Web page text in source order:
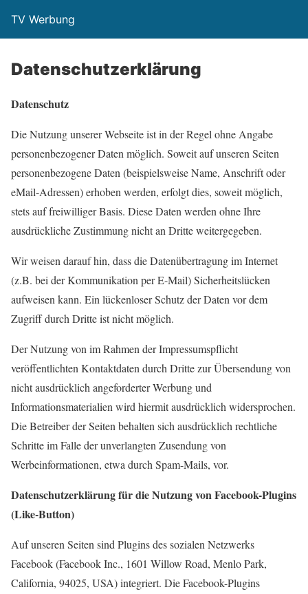
TV Werbung
Datenschutzerklärung
Datenschutz
Die Nutzung unserer Webseite ist in der Regel ohne Angabe
personenbezogener Daten möglich. Soweit auf unseren Seiten
personenbezogene Daten (beispielsweise Name, Anschrift oder
eMail-Adressen) erhoben werden, erfolgt dies, soweit möglich,
stets auf freiwilliger Basis. Diese Daten werden ohne Ihre
ausdrückliche Zustimmung nicht an Dritte weitergegeben.
Wir weisen darauf hin, dass die Datenübertragung im Internet
(z.B. bei der Kommunikation per E-Mail) Sicherheitslücken
aufweisen kann. Ein lückenloser Schutz der Daten vor dem
Zugriff durch Dritte ist nicht möglich.
Der Nutzung von im Rahmen der Impressumspflicht
veröffentlichten Kontaktdaten durch Dritte zur Übersendung von
nicht ausdrücklich angeforderter Werbung und
Informationsmaterialien wird hiermit ausdrücklich widersprochen.
Die Betreiber der Seiten behalten sich ausdrücklich rechtliche
Schritte im Falle der unverlangten Zusendung von
Werbeinformationen, etwa durch Spam-Mails, vor.
Datenschutzerklärung für die Nutzung von Facebook-Plugins
(Like-Button)
Auf unseren Seiten sind Plugins des sozialen Netzwerks
Facebook (Facebook Inc., 1601 Willow Road, Menlo Park,
California, 94025, USA) integriert. Die Facebook-Plugins